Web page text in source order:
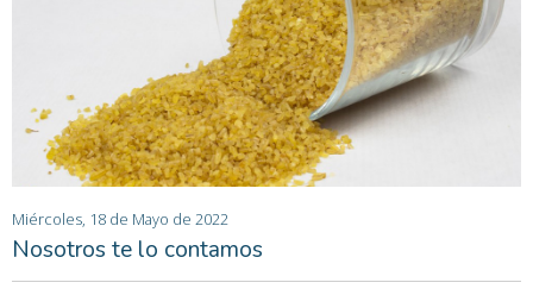
Miércoles, 18 de Mayo de 2022
Nosotros te lo contamos